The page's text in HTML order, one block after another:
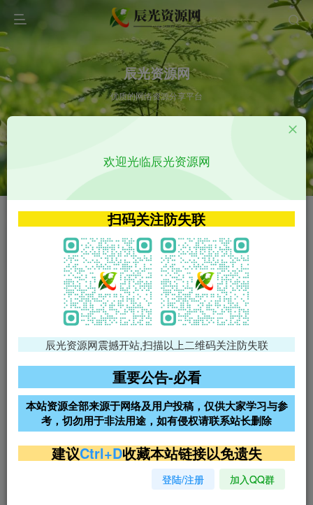
辰光资源网
优质的网络资源分享平台
VIP特权介绍 APP源码
VIP特权介绍
火
VIP特权介绍
影视源码
影视源码
免费领支付宝红包
腾讯轻量4核4G3M服务器38元/
阿里云2核2G200M服务器68元/
年
雨云高防免备案服务器
超低价文字广告位招租 超低价文字广告位招租
超低价文字广告位招租
欢迎光临辰光资源网
扫码关注防失联
辰光资源网震撼开站,扫描以上二维码关注防失联
重要公告-必看
本站资源全部来源于网络及用户投稿，仅供大家学习与参
考，切勿用于非法用途，如有侵权请联系站长删除
建议Ctrl+D收藏本站链接以免遗失
登陆/注册 加入QQ群